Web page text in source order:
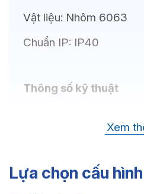
Vật liệu: Nhôm 6063
Chuẩn IP: IP40
Thông số kỹ thuật
6500K,
Chỉ số hoàn màu:
CRI 80
Xem
Lựa chọn cấu